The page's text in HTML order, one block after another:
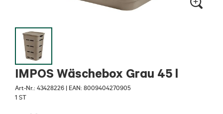
IMPOS Wäschebox Grau 45 l
Art-Nr.: 43428226 | EAN: 8009404270905
1 ST